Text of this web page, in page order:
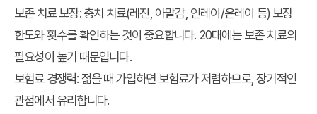
보존 치료 보장: 충치 치료(레진, 아말감, 인레이/온레이 등) 보장
한도와 횟수를 확인하는 것이 중요합니다. 20대에는 보존 치료의
필요성이 높기 때문입니다.
보험료 경쟁력: 젊을 때 가입하면 보험료가 저렴하므로, 장기적인
관점에서 유리합니다.